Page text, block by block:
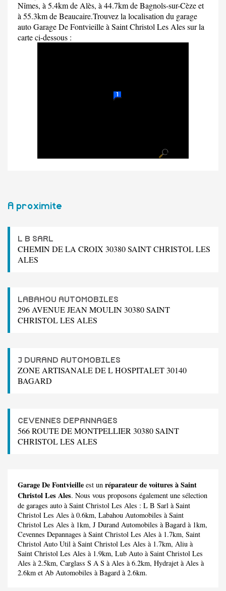
Nîmes, à 5.4km de Alès, à 44.7km de Bagnols-sur-Cèze et
à 55.3km de Beaucaire.Trouvez la localisation du garage
auto Garage De Fontvieille à Saint Christol Les Ales sur la
carte ci-dessous :
A proximite
L B SARL
CHEMIN DE LA CROIX 30380 SAINT CHRISTOL LES
ALES
LABAHOU AUTOMOBILES
296 AVENUE JEAN MOULIN 30380 SAINT
CHRISTOL LES ALES
J DURAND AUTOMOBILES
ZONE ARTISANALE DE L HOSPITALET 30140
BAGARD
CEVENNES DEPANNAGES
566 ROUTE DE MONTPELLIER 30380 SAINT
CHRISTOL LES ALES
Garage De Fontvieille est un réparateur de voitures à Saint
Christol Les Ales. Nous vous proposons également une sélection
de garages auto à Saint Christol Les Ales : L B Sarl à Saint
Christol Les Ales à 0.6km, Labahou Automobiles à Saint
Christol Les Ales à 1km, J Durand Automobiles à Bagard à 1km,
Cevennes Depannages à Saint Christol Les Ales à 1.7km, Saint
Christol Auto Util à Saint Christol Les Ales à 1.7km, Aliu à
Saint Christol Les Ales à 1.9km, Lub Auto à Saint Christol Les
Ales à 2.5km, Carglass S A S à Ales à 6.2km, Hydrajet à Ales à
2.6km et Ab Automobiles à Bagard à 2.6km.